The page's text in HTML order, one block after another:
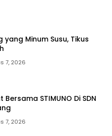
yang Minum Susu, Tikus
7, 2026
Bersama STIMUNO Di SDN
7, 2026